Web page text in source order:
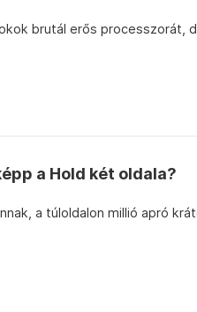
brutál erős processzorát,
a Hold két oldala?
a túloldalon millió apró